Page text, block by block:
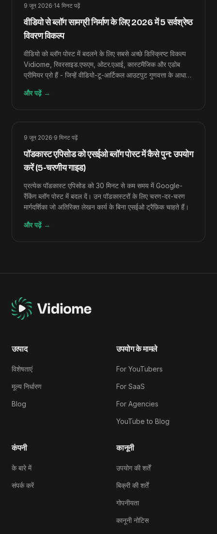
9 जून 2026·14 मिनट पढ़ें
वीडियो से ब्लॉग सामग्री निर्माण के लिए 2026 में 5 सर्वश्रेष्ठ
विवरण विकल्प
वीडियो को ब्लॉग पोस्ट में बदलने के लिए सबसे अच्छे डिस्क्रिप्ट विकल्प
Vidiome, रिवरसाइड.एफएम, ओटर.एआई, कास्टमैजिक और एडोब
प्रीमियर प्रो हैं - जिन्हें वीडियो-टू-आर्टिकल आउटपुट गुणवत्ता के आधार
और पढ़ें→
9 जून 2026·9 मिनट पढ़ें
पॉडकास्ट एपिसोड को एसईओ ब्लॉग पोस्ट में कैसे पुन: उपयोग
करें (5-चरणीय गाइड)
प्रत्येक पॉडकास्ट एपिसोड को 30 मिनट से कम समय में Google-
रैंकिंग ब्लॉग पोस्ट में बदल दें। उन पॉडकास्टरों के लिए चरण-दर-चरण
मार्गदर्शिका जो अतिरिक्त लेखन कार्य के बिना एसईओ ट्रैफ़िक चाहते हैं।
और पढ़ें→
उत्पाद
विशेषताएं
मूल्य निर्धारण
Blog
उपयोग के मामले
For YouTubers
For SaaS
For Agencies
YouTube to Blog
कंपनी
के बारे में
संपर्क करें
कानूनी
उपयोग की शर्तें
बिक्री की शर्तें
गोपनीयता
कानूनी नोटिस